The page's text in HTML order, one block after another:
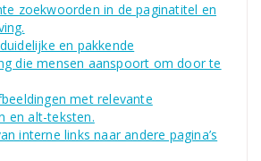
zoekwoorden in de paginatitel en
en pakkende
die mensen aanspoort om door te
met relevante
en alt-teksten.
interne links naar andere pagina’s